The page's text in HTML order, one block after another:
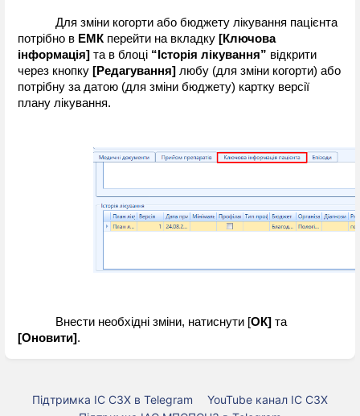
Для зміни когорти або бюджету лікування пацієнта
потрібно в ЕМК перейти на вкладку [Ключова
інформація] та в блоці “Історія лікування” відкрити
через кнопку [Редагування] любу (для зміни когорти) або
потрібну за датою (для зміни бюджету) картку версії
плану лікування.
Внести необхідні зміни, натиснути [ОК]
[Оновити].
Підтримка ІС СЗХ в Telegram
YouTube канал ІС СЗХ